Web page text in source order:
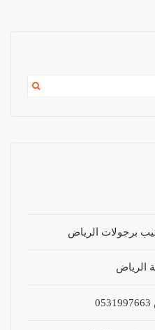
برجولات الرياض
الرياض